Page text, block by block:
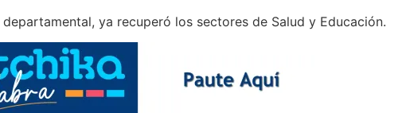
ya recuperó los sectores de Salud y Educación.